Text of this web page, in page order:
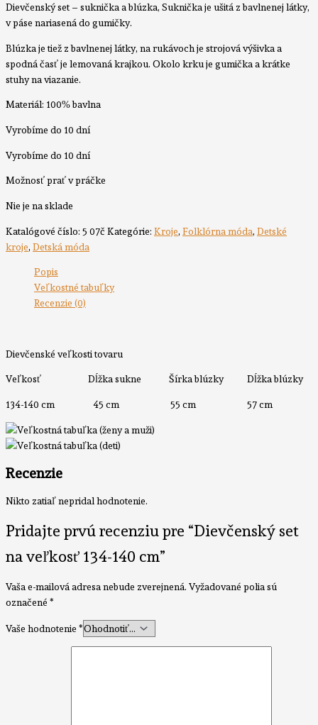
Dievčenský set – suknička a blúzka, Suknička je ušitá z bavlnenej látky,
v páse nariasená do gumičky.
Blúzka je tiež z bavlnenej látky, na rukávoch je strojová výšivka a
spodná časť je lemovaná krajkou. Okolo krku je gumička a krátke
stuhy na viazanie.
Materiál: 100% bavlna
Vyrobíme do 10 dní
Vyrobíme do 10 dní
Možnosť prať v práčke
Nie je na sklade
Katalógové číslo: 5 07č Kategórie: Kroje, Folklórna móda, Detské
kroje, Detská móda
Popis
Veľkostné tabuľky
Recenzie (0)
Dievčenské veľkosti tovaru
Veľkosť Dĺžka sukne Šírka blúzky Dĺžka blúzky
134-140 cm 45 cm 55 cm 57 cm
Recenzie
Nikto zatiaľ nepridal hodnotenie.
Pridajte prvú recenziu pre “Dievčenský set
na veľkosť 134-140 cm”
Vaša e-mailová adresa nebude zverejnená. Vyžadované polia sú
označené *
Vaše hodnotenie *